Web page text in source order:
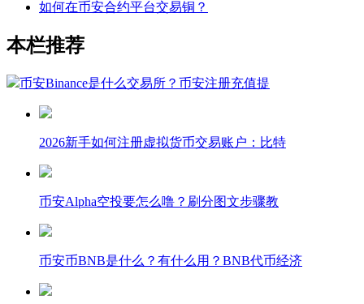
如何在币安合约平台交易铜？
本栏推荐
币安Binance是什么交易所？币安注册充值提
2026新手如何注册虚拟货币交易账户：比特
币安Alpha空投要怎么噜？刷分图文步骤教
币安币BNB是什么？有什么用？BNB代币经济